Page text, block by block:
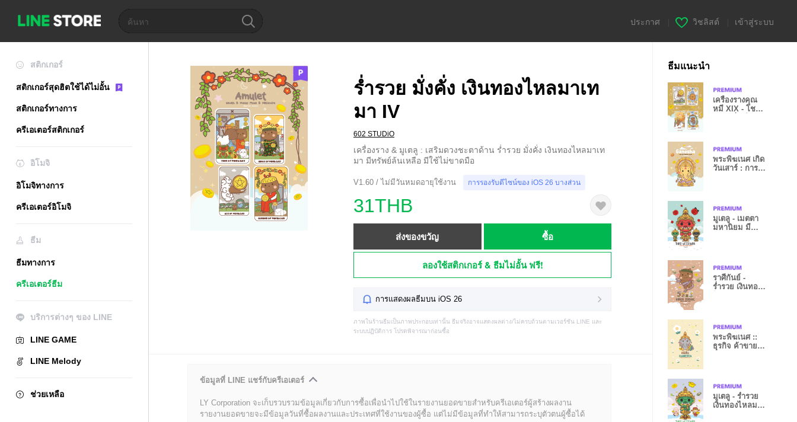
ประกาศ วิชลิสต์ เข้าสู่ระบบ
สติกเกอร์
สติกเกอร์สุดฮิตใช้ได้ไม่อั้น
สติกเกอร์ทางการ
ครีเอเตอร์สติกเกอร์
อิโมจิ
อิโมจิทางการ
ครีเอเตอร์อิโมจิ
ธีม
ธีมทางการ
ครีเอเตอร์ธีม
บริการต่างๆ ของ LINE
LINE GAME
LINE Melody
ช่วยเหลือ
ร่ำรวย มั่งคั่ง เงินทองไหลมาเท
มา IV
602 STUDiO
เครื่องราง & มูเตลู : เสริมดวงชะตาด้าน ร่ำรวย มั่งคั่ง เงินทองไหลมาเท
มา มีทรัพย์ล้นเหลือ มีใช้ไม่ขาดมือ
V1.60 / ไม่มีวันหมดอายุใช้งาน การรองรับดีไซน์ของ iOS 26 บางส่วน
31THB
ส่งของขวัญ ซื้อ
ลองใช้สติกเกอร์ & ธีมไม่อั้น ฟรี!
การแสดงผลธีมบน iOS 26
ภาพในร้านธีมเป็นภาพประกอบเท่านั้น ธีมจริงอาจแสดงผลต่าง/ไม่ครบถ้วนตามเวอร์ชัน LINE และ
ระบบปฏิบัติการ โปรดพิจารณาก่อนซื้อ
ข้อมูลที่ LINE แชร์กับครีเอเตอร์
LY Corporation จะเก็บรวบรวมข้อมูลเกี่ยวกับการซื้อเพื่อนำไปใช้ในรายงานยอดขายสำหรับครีเอเตอร์ผู้สร้างผลงาน
รายงานยอดขายจะมีข้อมูลวันที่ซื้อผลงานและประเทศที่ใช้งานของผู้ซื้อ แต่ไม่มีข้อมูลที่ทำให้สามารถระบุตัวตนผู้ซื้อได้
ธีมแนะนำ
เครื่องรางคุณ
หมี XIX - โชค
พระพิฆเนศ เกิด
วันเสาร์ : การ
มูเตลู - เมตตา
มหานิยม มี
ราศีกันย์ -
ร่ำรวย เงินทอง
พระพิฆเนศ ::
ธุรกิจ ค้าขาย
มูเตลู - ร่ำรวย
เงินทองไหลมา